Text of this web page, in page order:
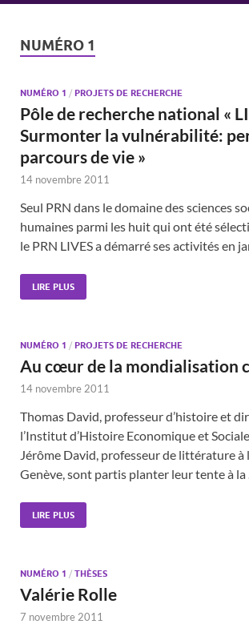
NUMÉRO 1
NUMÉRO 1 / PROJETS DE RECHERCHE
Pôle de recherche national «
Surmonter la vulnérabilité:
parcours de vie »
14 novembre 2011
Seul PRN dans le domaine des sciences
humaines parmi les huit qui ont été
le PRN LIVES a démarré ses activités en
LIRE PLUS
NUMÉRO 1 / PROJETS DE RECHERCHE
Au cœur de la mondialisation
14 novembre 2011
Thomas David, professeur d’histoire et
l’Institut d’Histoire Economique et
Jérôme David, professeur de littérature à
Genève, sont partis planter leur tente à
LIRE PLUS
NUMÉRO 1 / THÈSES
Valérie Rolle
7 novembre 2011